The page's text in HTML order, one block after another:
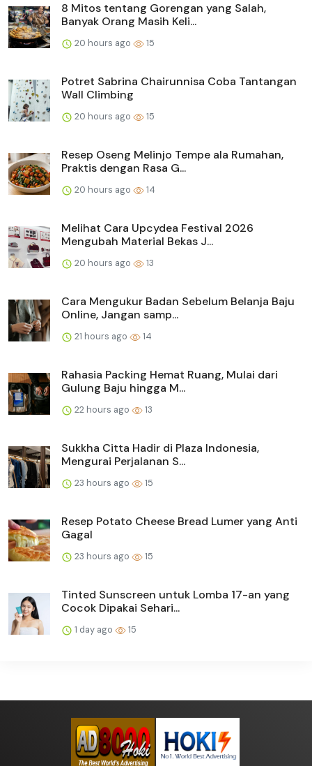
8 Mitos tentang Gorengan yang Salah,
Banyak Orang Masih Keli...
20 hours ago 15
Potret Sabrina Chairunnisa Coba Tantangan
Wall Climbing
20 hours ago 15
Resep Oseng Melinjo Tempe ala Rumahan,
Praktis dengan Rasa G...
20 hours ago 14
Melihat Cara Upcydea Festival 2026
Mengubah Material Bekas J...
20 hours ago 13
Cara Mengukur Badan Sebelum Belanja Baju
Online, Jangan samp...
21 hours ago 14
Rahasia Packing Hemat Ruang, Mulai dari
Gulung Baju hingga M...
22 hours ago 13
Sukkha Citta Hadir di Plaza Indonesia,
Mengurai Perjalanan S...
23 hours ago 15
Resep Potato Cheese Bread Lumer yang Anti
Gagal
23 hours ago 15
Tinted Sunscreen untuk Lomba 17-an yang
Cocok Dipakai Sehari...
1 day ago 15